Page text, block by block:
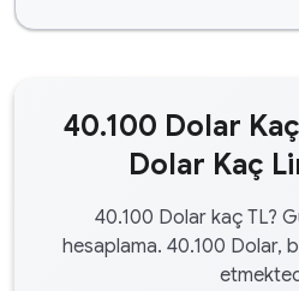
40.100 Dolar
Dolar Kaç
40.100 Dolar kaç TL?
hesaplama. 40.100 Dolar,